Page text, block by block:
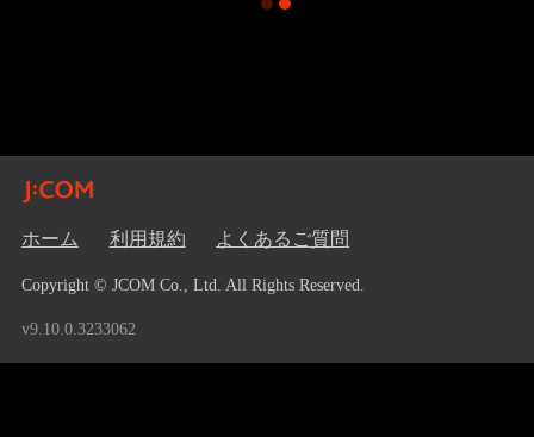
ホーム 利用規約 よくあるご質問
Copyright © JCOM Co., Ltd. All Rights Reserved.
v9.10.0.3233062